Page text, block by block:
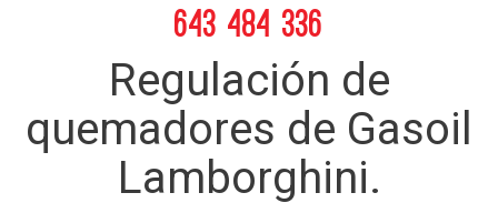
643 484 336
Regulación de
quemadores de Gasoil
Lamborghini.